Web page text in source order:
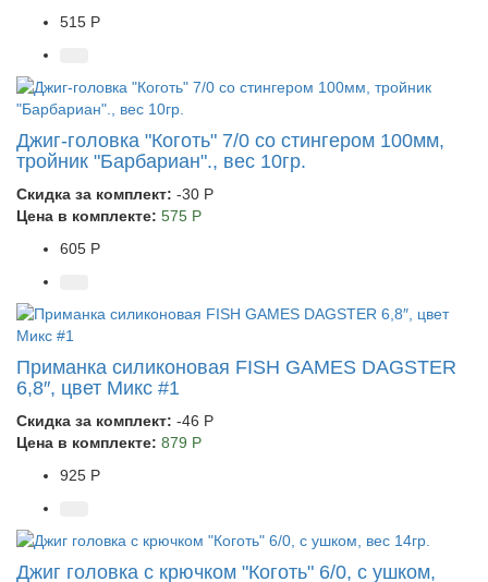
515 Р
Джиг-головка "Коготь" 7/0 со стингером 100мм,
тройник "Барбариан"., вес 10гр.
Скидка за комплект: -30 Р
Цена в комплекте: 575 Р
605 Р
Приманка силиконовая FISH GAMES DAGSTER
6,8″, цвет Микс #1
Скидка за комплект: -46 Р
Цена в комплекте: 879 Р
925 Р
Джиг головка с крючком "Коготь" 6/0, с ушком,